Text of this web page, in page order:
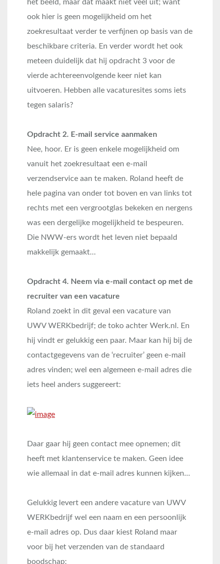
het beeld, maar dat maakt niet veel uit; want
ook hier is geen mogelijkheid om het
zoekresultaat verder te verfijnen op basis van de
beschikbare criteria. En verder wordt het ook
meteen duidelijk dat hij opdracht 3 voor de
vierde achtereenvolgende keer niet kan
uitvoeren. Hebben alle vacaturesites soms iets
tegen salaris?
Opdracht 2. E-mail service aanmaken
Nee, hoor. Er is geen enkele mogelijkheid om
vanuit het zoekresultaat een e-mail
verzendservice aan te maken. Roland heeft de
hele pagina van onder tot boven en van links tot
rechts met een vergrootglas bekeken en nergens
was een dergelijke mogelijkheid te bespeuren.
Die NWW-ers wordt het leven niet bepaald
makkelijk gemaakt…
Opdracht 4. Neem via e-mail contact op met de
recruiter van een vacature
Roland zoekt in dit geval een vacature van
UWV WERKbedrijf; de toko achter Werk.nl. En
hij vindt er gelukkig een paar. Maar kan hij bij de
contactgegevens van de ‘recruiter’ geen e-mail
adres vinden; wel een algemeen e-mail adres die
iets heel anders suggereert:
Daar gaar hij geen contact mee opnemen; dit
heeft met klantenservice te maken. Geen idee
wie allemaal in dat e-mail adres kunnen kijken…
Gelukkig levert een andere vacature van UWV
WERKbedrijf wel een naam en een persoonlijk
e-mail adres op. Dus daar kiest Roland maar
voor bij het verzenden van de standaard
boodschap: